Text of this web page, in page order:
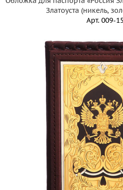
Златоуста (никель,
Арт. 009-